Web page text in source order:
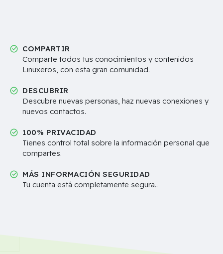
COMPARTIR
Comparte todos tus conocimientos y contenidos
Linuxeros, con esta gran comunidad.
DESCUBRIR
Descubre nuevas personas, haz nuevas conexiones y
nuevos contactos.
100% PRIVACIDAD
Tienes control total sobre la información personal que
compartes.
MÁS INFORMACIÓN SEGURIDAD
Tu cuenta está completamente segura..